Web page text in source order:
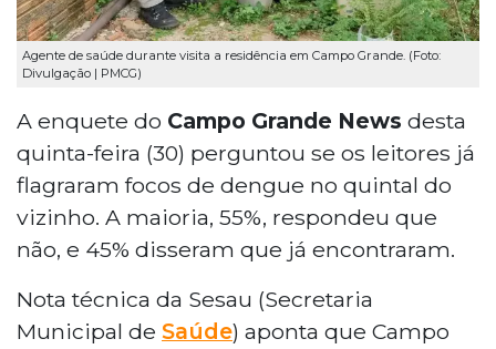
Agente de saúde durante visita a residência em Campo Grande. (Foto:
Divulgação | PMCG)
A enquete do Campo Grande News desta
quinta-feira (30) perguntou se os leitores já
flagraram focos de dengue no quintal do
vizinho. A maioria, 55%, respondeu que
não, e 45% disseram que já encontraram.
Nota técnica da Sesau (Secretaria
Municipal de Saúde) aponta que Campo